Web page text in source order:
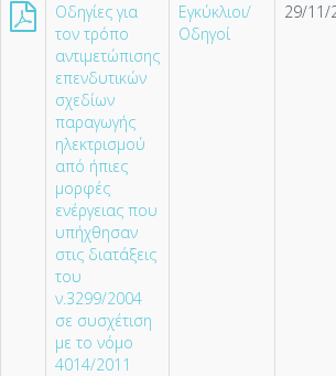
Οδηγίες για
τον τρόπο
αντιμετώπισης
επενδυτικών
σχεδίων
παραγωγής
ηλεκτρισμού
από ήπιες
μορφές
ενέργειας που
υπήχθησαν
στις διατάξεις
του
ν.3299/2004
σε συσχέτιση
με το νόμο
4014/2011
Εγκύκλιοι/
Οδηγοί
29/11/